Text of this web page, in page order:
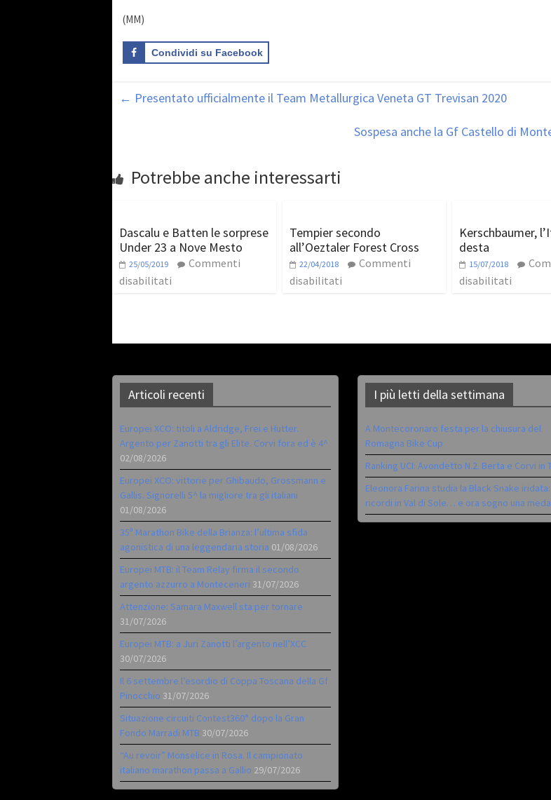
(MM)
Condividi su Facebook
← Presentato ufficialmente il Team Metallurgica Veneta GT Trevisan 2020
Sospesa anche la Gf Castello di
Potrebbe anche interessarti
Dascalu e Batten le sorprese
Under 23 a Nove Mesto
25/05/2019
Commenti
disabilitati
Tempier secondo
all’Oeztaler Forest Cross
22/04/2018
Commenti
disabilitati
Kerschbaumer,
desta
15/07/2018
disabilitati
Articoli recenti
Europei XCO: titoli a Aldridge, Frei e Hutter.
Argento per Zanotti tra gli Elite. Corvi fora ed è 4^
02/08/2026
Europei XCO: vittorie per Ghibaudo, Grossmann e
Gallis. Signorelli 5^ la migliore tra gli italiani
01/08/2026
35ª Marathon Bike della Brianza: l’ultima sfida
agonistica di una leggendaria storia 01/08/2026
Europei MTB: il Team Relay firma il secondo
argento azzurro a Monteceneri 31/07/2026
Attenzione: Samara Maxwell sta per tornare
31/07/2026
Europei MTB: a Juri Zanotti l’argento nell’XCC
30/07/2026
Il 6 settembre l’esordio di Coppa Toscana della Gf
Pinocchio 31/07/2026
Situazione circuiti Contest360° dopo la Gran
Fondo Marradi MTB 30/07/2026
“Au revoir” Monselice in Rosa. Il campionato
italiano marathon passa a Gallio 29/07/2026
I più letti della settimana
A Montecoronaro festa per la chiusura del
Romagna Bike Cup
Ranking UCI: Avondetto N.2. Berta e Corvi in
Eleonora Farina studia la Black Snake iridata:
ricordi in Val di Sole… e ora sogno una